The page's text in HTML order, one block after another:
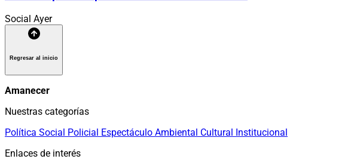
Social Ayer
Regresar al inicio
Amanecer
Nuestras categorías
Política Social Policial Espectáculo Ambiental Cultural Institucional
Enlaces de interés